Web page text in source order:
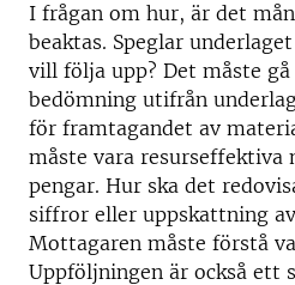
I frågan om hur, är det
beaktas. Speglar
vill följa upp? Det måste
bedömning utifrån
för framtagandet av
måste vara resurseffektiva
pengar. Hur ska det
siffror eller uppskattning
Mottagaren måste förstå
Uppföljningen är också ett